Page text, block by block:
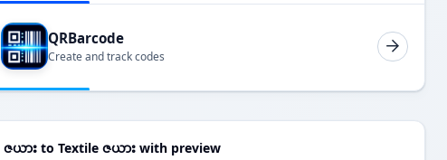
QRBarcode
Create and track codes
ဇယား to Textile ဇယား with preview